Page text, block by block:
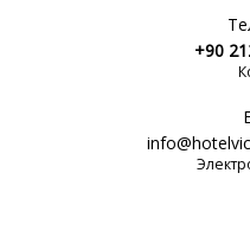
+90